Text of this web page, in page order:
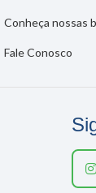
Conheça nossas
Fale Conosco